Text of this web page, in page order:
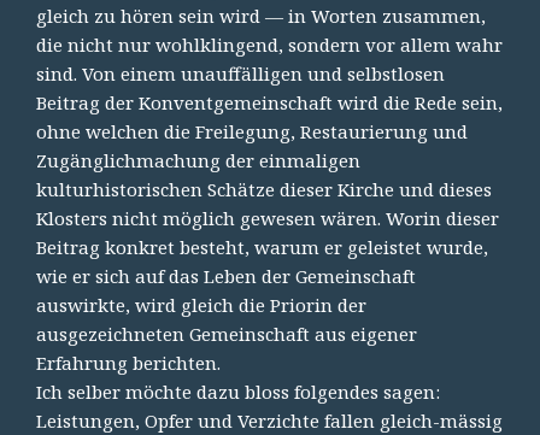
gleich zu hören sein wird — in Worten zusammen,
die nicht nur wohlklingend, sondern vor allem wahr
sind. Von einem unauffälligen und selbstlosen
Beitrag der Konventgemeinschaft wird die Rede sein,
ohne welchen die Freilegung, Restaurierung und
Zugänglichmachung der einmaligen
kulturhistorischen Schätze dieser Kirche und dieses
Klosters nicht möglich gewesen wären. Worin dieser
Beitrag konkret besteht, warum er geleistet wurde,
wie er sich auf das Leben der Gemeinschaft
auswirkte, wird gleich die Priorin der
ausgezeichneten Gemeinschaft aus eigener
Erfahrung berichten.
Ich selber möchte dazu bloss folgendes sagen:
Leistungen, Opfer und Verzichte fallen gleich-mässig